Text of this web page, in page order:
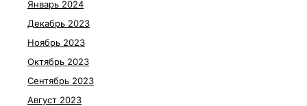
Январь 2024
Декабрь 2023
Ноябрь 2023
Октябрь 2023
Сентябрь 2023
Август 2023